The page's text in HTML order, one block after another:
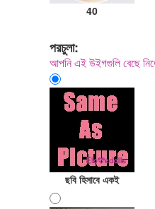
40
পরচুলা:
আপনি এই উইগগুলি বেছে
ছবি হিসাবে একই